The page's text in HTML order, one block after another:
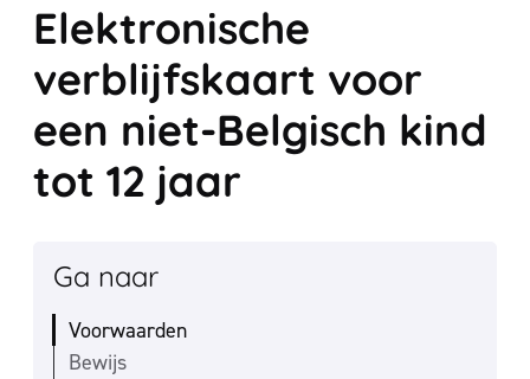
Elektronische
verblijfskaart voor
een niet-Belgisch kind
tot 12 jaar
Ga naar
Voorwaarden
Bewijs